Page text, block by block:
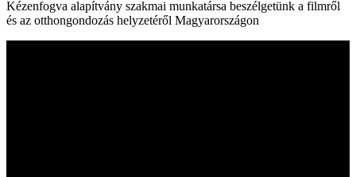
Kézenfogva alapítvány szakmai munkatársa beszélgetünk a filmről
és az otthongondozás helyzetéről Magyarországon